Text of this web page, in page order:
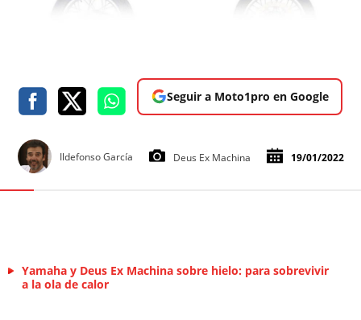
Seguir a Moto1pro en Google
Ildefonso García Deus Ex Machina 19/01/2022
Yamaha y Deus Ex Machina sobre hielo: para sobrevivir
a la ola de calor